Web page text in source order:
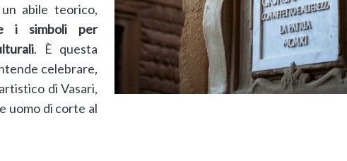
abile teorico,
e i simboli per
. È questa
celebrare,
di Vasari,
uomo di corte al